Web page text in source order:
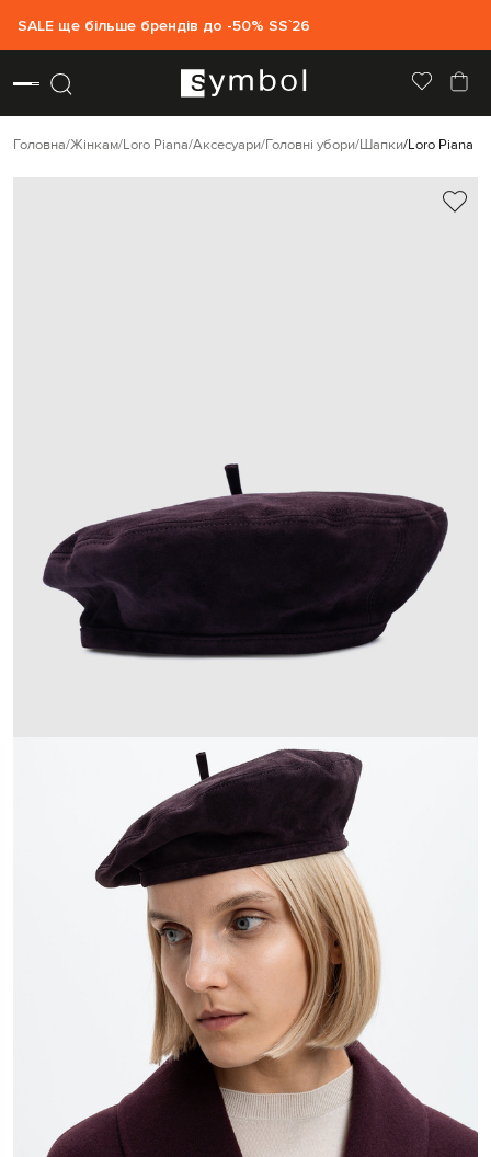
SALE ще більше брендів до -50% SS`26
Головна Жінкам Loro Piana Аксесуари Головні убори Шапки Loro Piana